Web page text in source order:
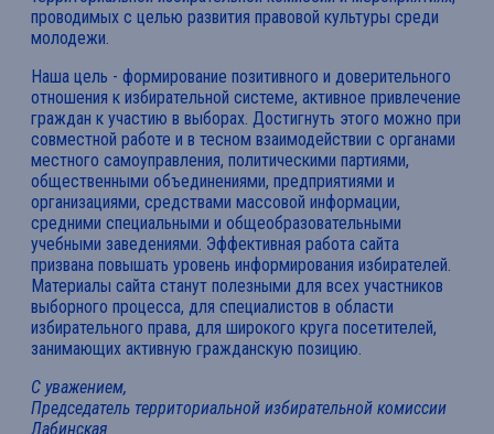
проводимых с целью развития правовой культуры среди
молодежи.
Наша цель - формирование позитивного и доверительного
отношения к избирательной системе, активное привлечение
граждан к участию в выборах. Достигнуть этого можно при
совместной работе и в тесном взаимодействии с органами
местного самоуправления, политическими партиями,
общественными объединениями, предприятиями и
организациями, средствами массовой информации,
средними специальными и общеобразовательными
учебными заведениями. Эффективная работа сайта
призвана повышать уровень информирования избирателей.
Материалы сайта станут полезными для всех участников
выборного процесса, для специалистов в области
избирательного права, для широкого круга посетителей,
занимающих активную гражданскую позицию.
С уважением,
Председатель территориальной избирательной комиссии
Лабинская